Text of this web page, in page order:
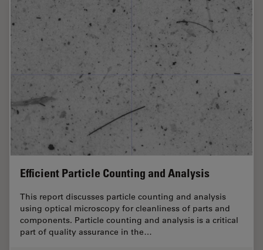
Efficient Particle Counting and Analysis
This report discusses particle counting and analysis
using optical microscopy for cleanliness of parts and
components. Particle counting and analysis is a critical
part of quality assurance in the…